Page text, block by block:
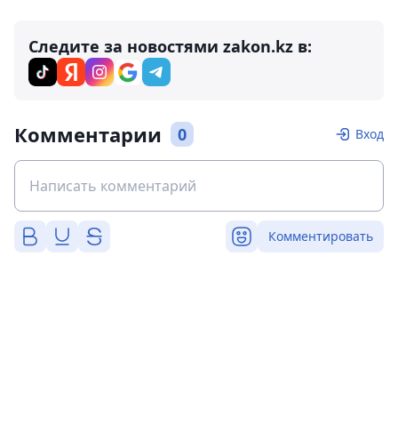
Следите за новостями zakon.kz в:
Комментарии 0 Вход
Комментировать